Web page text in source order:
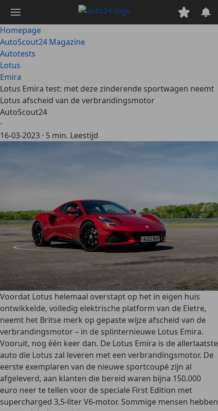
naar
hoofdinhoud
Homepage
AutoScout24 Magazine
Autotests
Lotus
Emira
Lotus Emira test: met deze zinderende sportwagen neemt
Lotus afscheid van de verbrandingsmotor
AutoScout24
·
16-03-2023 · 5 min. Leestijd
Voordat Lotus helemaal overstapt op het in eigen huis
ontwikkelde, volledig elektrische platform van de Eletre,
neemt het Britse merk op gepaste wijze afscheid van de
verbrandingsmotor – in de splinternieuwe Lotus Emira.
Vooruit, nog één keer dan. De Lotus Emira is de allerlaatste
auto die Lotus zal leveren met een verbrandingsmotor. De
eerste exemplaren van de nieuwe sportcoupé zijn al
afgeleverd, aan klanten die bereid waren bijna 150.000
euro neer te tellen voor de speciale First Edition met
supercharged 3,5-liter V6-motor. Sommige mensen hebben